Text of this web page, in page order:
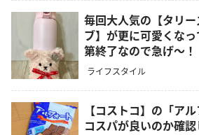
毎回大人気の【タリ
ブ】が更に可愛くな
第終了なので急げ～！
ライフスタイル
【コストコ】の「ア
コスパが良いのか確認